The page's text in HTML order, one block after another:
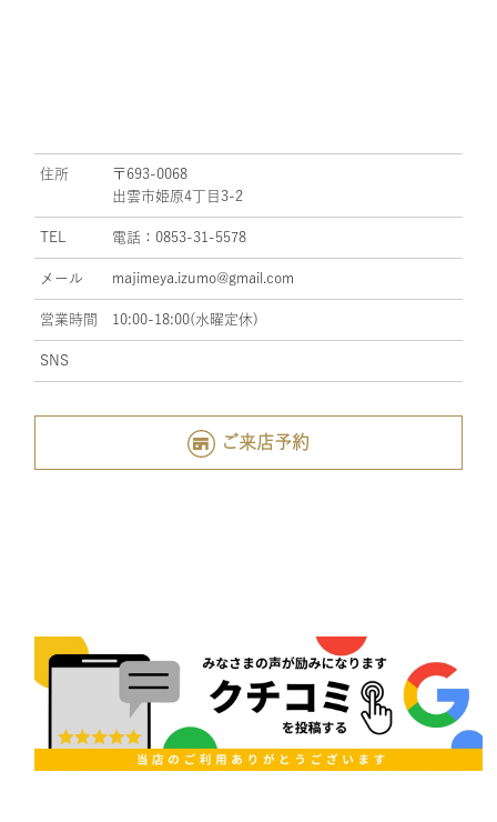
住所
〒693-0068
出雲市姫原4丁目3-2
TEL 電話：0853-31-5578
メール majimeya.izumo@gmail.com
営業時間 10:00-18:00(水曜定休)
SNS
ご来店予約